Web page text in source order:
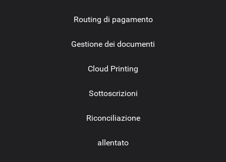
Routing di pagamento
Gestione dei documenti
Cloud Printing
Sottoscrizioni
Riconciliazione
allentato